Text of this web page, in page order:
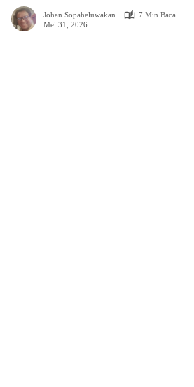
Johan Sopaheluwakan
7 Min Baca
Mei 31, 2026